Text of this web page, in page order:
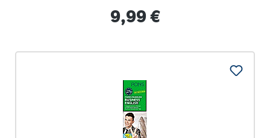
Regulärer Preis:
9,99 €